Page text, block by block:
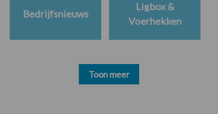
Bedrijfsnieuws
Ligbox &
Voerhekken
Toon meer